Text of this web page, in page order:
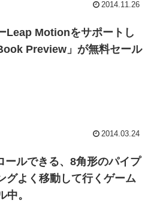
2014.11.26
Leap Motionをサポートし
Preview」が無料セール
2014.03.24
ルできる、8角形のパイプ
グよく移動して行くゲーム
。